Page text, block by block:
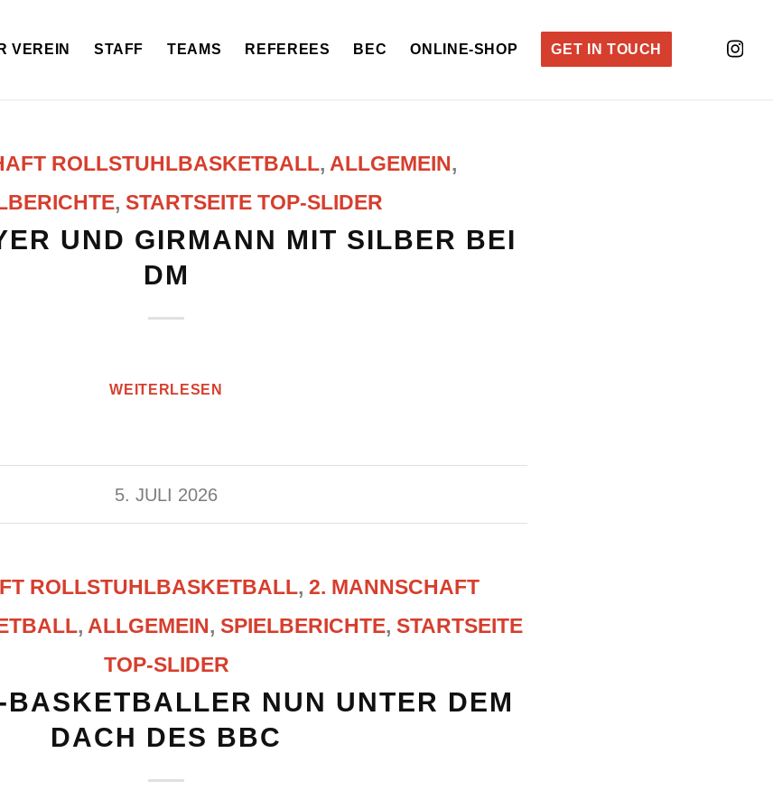
VEREIN STAFF TEAMS REFEREES BEC ONLINE-SHOP GET IN TOUCH
ROLLSTUHLBASKETBALL, ALLGEMEIN,
, STARTSEITE TOP-SLIDER
UND GIRMANN MIT SILBER BEI
DM
WEITERLESEN
5. JULI 2026
ROLLSTUHLBASKETBALL, 2. MANNSCHAFT
, ALLGEMEIN, SPIELBERICHTE, STARTSEITE
TOP-SLIDER
NUN UNTER DEM
DACH DES BBC